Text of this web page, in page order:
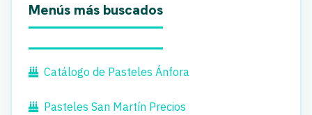
Menús más buscados
Catálogo de Pasteles Ánfora
Pasteles San Martín Precios